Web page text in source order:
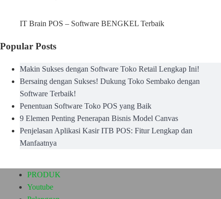
IT Brain POS – Software BENGKEL Terbaik
Popular Posts
Makin Sukses dengan Software Toko Retail Lengkap Ini!
Bersaing dengan Sukses! Dukung Toko Sembako dengan
Software Terbaik!
Penentuan Software Toko POS yang Baik
9 Elemen Penting Penerapan Bisnis Model Canvas
Penjelasan Aplikasi Kasir ITB POS: Fitur Lengkap dan
Manfaatnya
PRODUK
Youtube